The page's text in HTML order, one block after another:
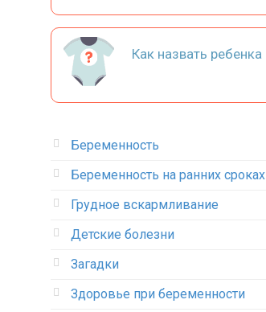
Как назвать ребенка
Беременность
Беременность на ранних сроках
Грудное вскармливание
Детские болезни
Загадки
Здоровье при беременности